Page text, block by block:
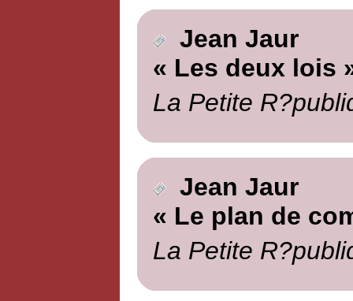
Jean Jaur
« Les deux lois
La Petite
Jean Jaur
« Le plan de
La Petite